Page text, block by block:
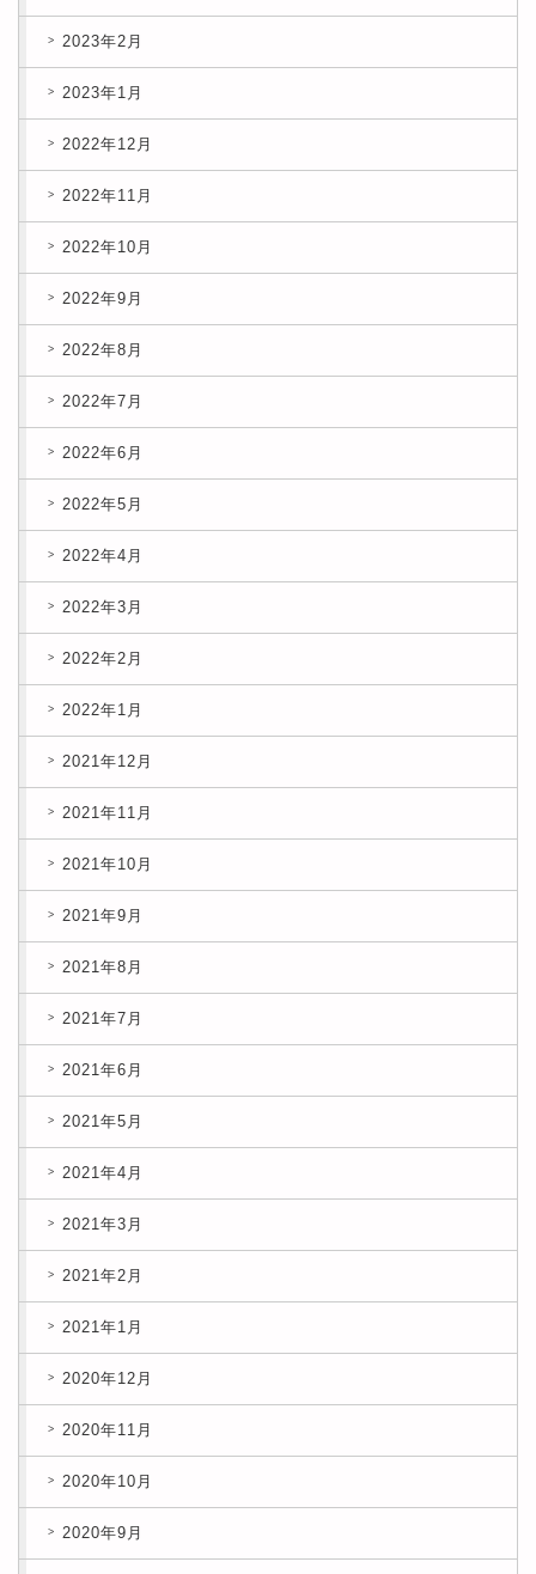
2023年2月
2023年1月
2022年12月
2022年11月
2022年10月
2022年9月
2022年8月
2022年7月
2022年6月
2022年5月
2022年4月
2022年3月
2022年2月
2022年1月
2021年12月
2021年11月
2021年10月
2021年9月
2021年8月
2021年7月
2021年6月
2021年5月
2021年4月
2021年3月
2021年2月
2021年1月
2020年12月
2020年11月
2020年10月
2020年9月